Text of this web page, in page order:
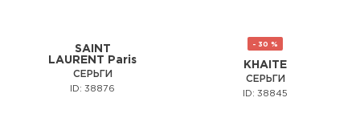
SAINT
LAURENT Paris
СЕРЬГИ
ID: 38876
- 30 %
KHAITE
СЕРЬГИ
ID: 38845